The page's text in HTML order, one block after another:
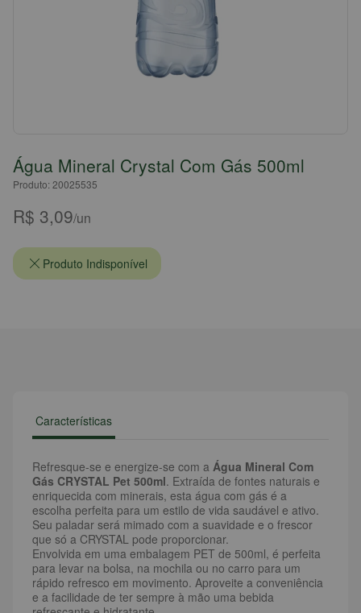
Água Mineral Crystal Com Gás 500ml
Produto: 20025535
R$ 3,09/un
Produto Indisponível
Características
Refresque-se e energize-se com a Água Mineral Com
Gás CRYSTAL Pet 500ml. Extraída de fontes naturais e
enriquecida com minerais, esta água com gás é a
escolha perfeita para um estilo de vida saudável e ativo.
Seu paladar será mimado com a suavidade e o frescor
que só a CRYSTAL pode proporcionar.
Envolvida em uma embalagem PET de 500ml, é perfeita
para levar na bolsa, na mochila ou no carro para um
rápido refresco em movimento. Aproveite a conveniência
e a facilidade de ter sempre à mão uma bebida